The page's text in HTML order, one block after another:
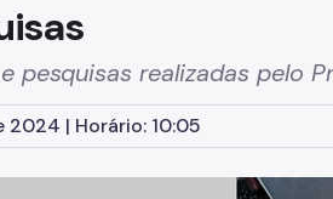
pesquisas realizadas pelo
2024 | Horário: 10:05